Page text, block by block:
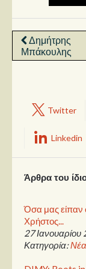
Δημήτρης
Μπάκουλης
Twitter
Linkedin
Άρθρα του
Όσα μας είπαν
Χρήστος...
27 Ιανουαρίου
Κατηγορία: